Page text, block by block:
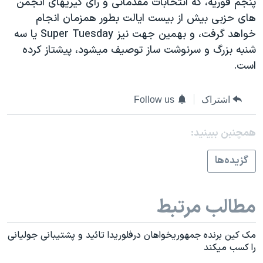
نرگس محمدی برنده جایزه نوبل صلح
همایش محافظه‌کاران آمریکا «سی‌پک»
صفحه‌های ویژه
های حزبی بيش از بيست ايالت بطور همزمان انجام
خواهد گرفت، و بهمين جهت نيز Super Tuesday يا سه
شنبه بزرگ و سرنوشت ساز توصيف ميشود، پيشتاز کرده
است.
اشتراک Follow us
همچنبن ببینید:
گزيده‌ها
مطالب مرتبط
مک کين برنده جمهوريخواهان درفلوريدا تائيد و پشتيبانی جوليانی
را کسب ميکند